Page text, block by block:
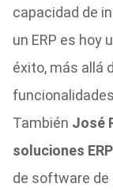
capacidad de
un ERP es hoy
éxito, más allá
También José
soluciones
de software